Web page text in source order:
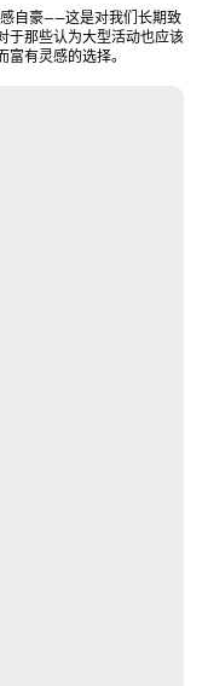
自豪——这是对我们长期致
于那些认为大型活动也应该
有灵感的选择。